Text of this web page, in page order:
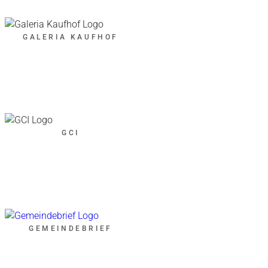
GALERIA KAUFHOF
GCI
GEMEINDEBRIEF